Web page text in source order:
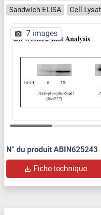
Sandwich ELISA
Cell
7 images
N° du produit ABIN625243
Fiche technique